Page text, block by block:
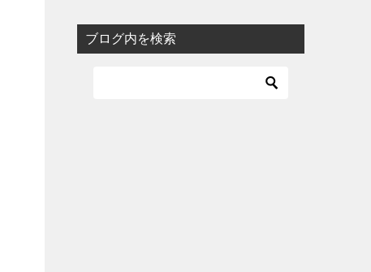
ブログ内を検索